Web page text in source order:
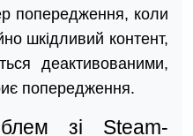
попередження, коли
шкідливий контент,
деактивованими,
попередження.
зі Steam-